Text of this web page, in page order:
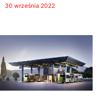
30 września 2022